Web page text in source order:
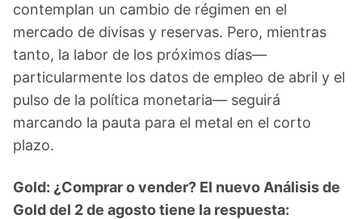
contemplan un cambio de régimen en el
mercado de divisas y reservas. Pero, mientras
tanto, la labor de los próximos días—
particularmente los datos de empleo de abril y el
pulso de la política monetaria— seguirá
marcando la pauta para el metal en el corto
plazo.
Gold: ¿Comprar o vender? El nuevo Análisis de
Gold del 2 de agosto tiene la respuesta: